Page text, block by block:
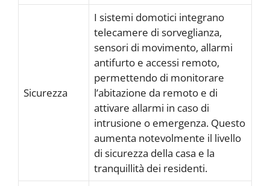
Sicurezza
I sistemi domotici integrano
telecamere di sorveglianza,
sensori di movimento, allarmi
antifurto e accessi remoto,
permettendo di monitorare
l’abitazione da remoto e di
attivare allarmi in caso di
intrusione o emergenza. Questo
aumenta notevolmente il livello
di sicurezza della casa e la
tranquillità dei residenti.